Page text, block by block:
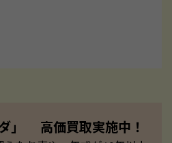
ダ」 高価買取実施中！